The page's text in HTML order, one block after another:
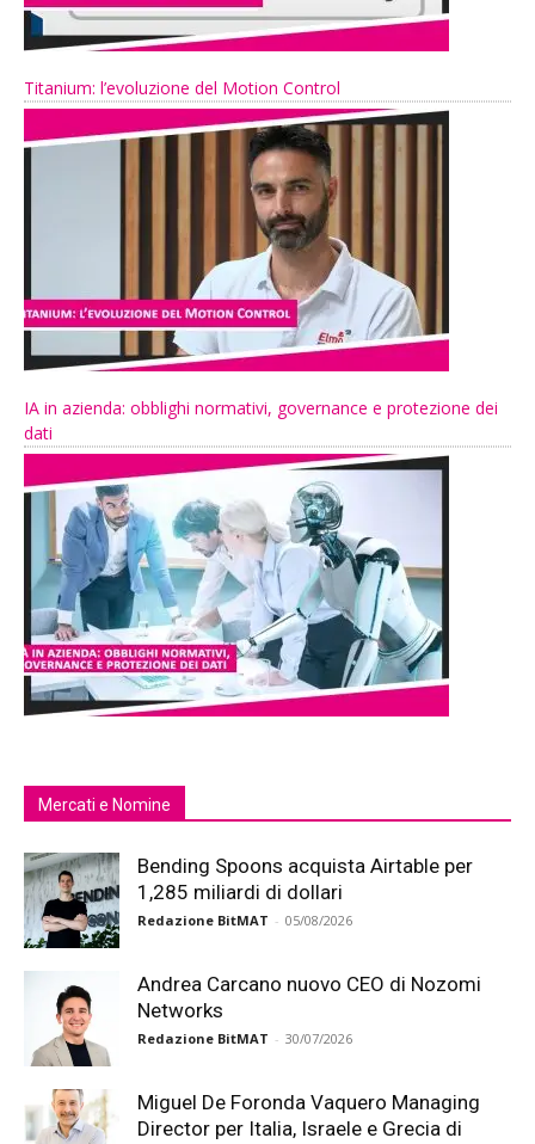
Titanium: l’evoluzione del Motion Control
IA in azienda: obblighi normativi, governance e protezione dei
dati
Mercati e Nomine
Bending Spoons acquista Airtable per
1,285 miliardi di dollari
Redazione BitMAT - 05/08/2026
Andrea Carcano nuovo CEO di Nozomi
Networks
Redazione BitMAT - 30/07/2026
Miguel De Foronda Vaquero Managing
Director per Italia, Israele e Grecia di